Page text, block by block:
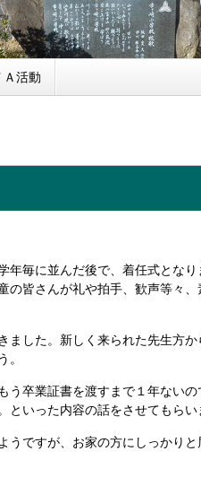
Ａ活動
毎に並んだ後で、着任式とな
皆さんが礼や拍手、歓声等々
した。新しく来られた先生方
。
卒業証書を渡すまで１年ない
いった内容の話をさせてもらい
ですが、お家の方にしっかりと